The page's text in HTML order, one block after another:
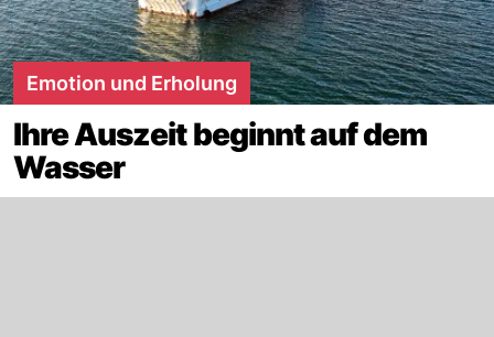
Emotion und Erholung
Ihre Auszeit beginnt auf dem
Wasser